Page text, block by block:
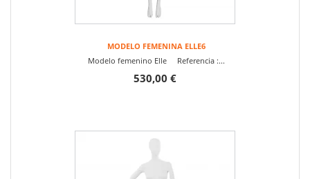
MODELO FEMENINA ELLE6
Modelo femenino Elle Referencia :...
530,00 €